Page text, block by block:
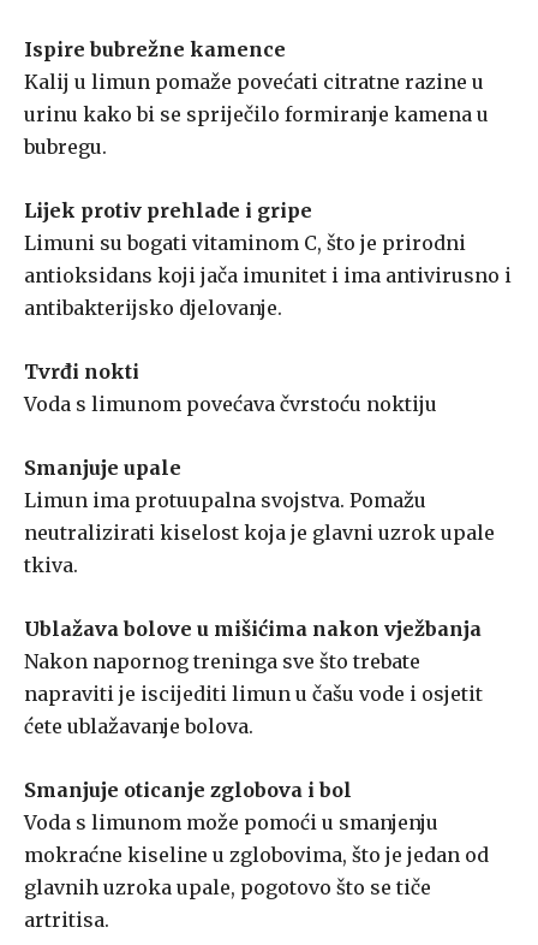
Ispire bubrežne kamence
Kalij u limun pomaže povećati citratne razine u
urinu kako bi se spriječilo formiranje kamena u
bubregu.
Lijek protiv prehlade i gripe
Limuni su bogati vitaminom C, što je prirodni
antioksidans koji jača imunitet i ima antivirusno i
antibakterijsko djelovanje.
Tvrđi nokti
Voda s limunom povećava čvrstoću noktiju
Smanjuje upale
Limun ima protuupalna svojstva. Pomažu
neutralizirati kiselost koja je glavni uzrok upale
tkiva.
Ublažava bolove u mišićima nakon vježbanja
Nakon napornog treninga sve što trebate
napraviti je iscijediti limun u čašu vode i osjetit
ćete ublažavanje bolova.
Smanjuje oticanje zglobova i bol
Voda s limunom može pomoći u smanjenju
mokraćne kiseline u zglobovima, što je jedan od
glavnih uzroka upale, pogotovo što se tiče
artritisa.